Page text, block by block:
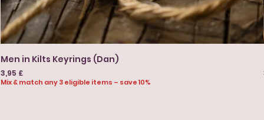
Men in Kilts Keyrings (Dan)
Preis
3,95 £
Mix & match any 3 eligible items – save 10%